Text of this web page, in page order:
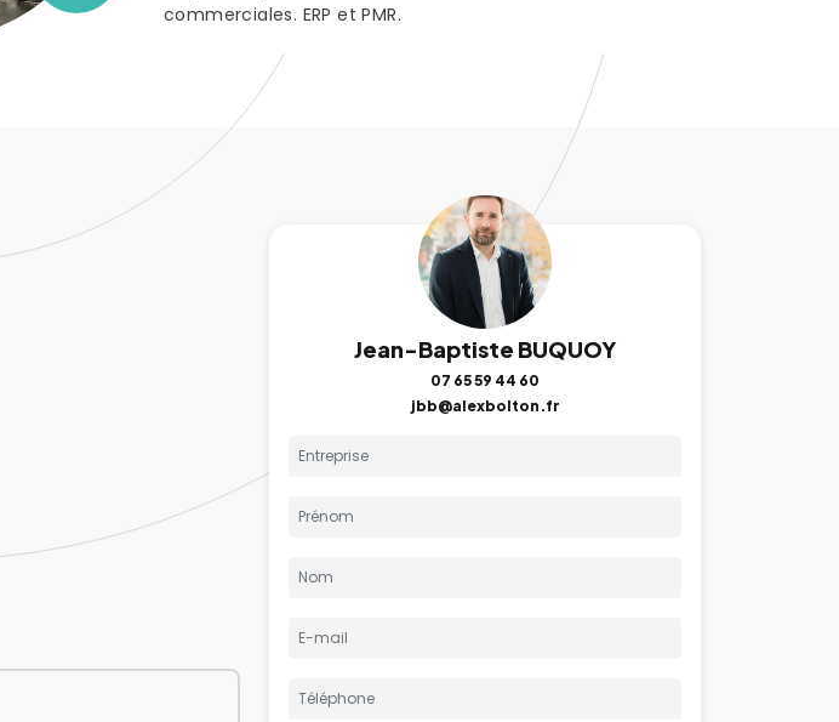
commerciales. ERP et PMR.
Jean-Baptiste BUQUOY
07 65 59 44 60
jbb@alexbolton.fr